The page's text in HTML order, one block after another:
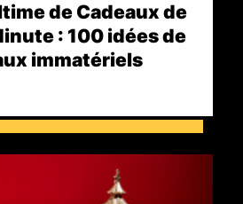
de Cadeaux de
: 100 idées de
immatériels